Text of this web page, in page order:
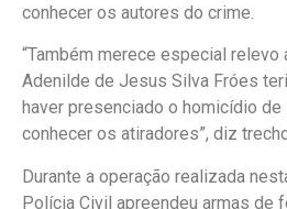
conhecer os autores do crime.
“Também merece especial relevo
Adenilde de Jesus Silva Fróes
haver presenciado o homicídio
conhecer os atiradores”, diz
Durante a operação realizada
Polícia Civil apreendeu armas de